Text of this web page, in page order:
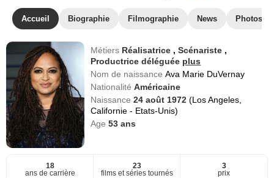
Accueil Biographie Filmographie News Photos
Métiers Réalisatrice ,Scénariste ,
Productrice déléguée plus
Nom de naissanceAva Marie DuVernay
NationalitéAméricaine
Naissance24 août 1972(Los Angeles,
Californie - Etats-Unis)
Age53 ans
18
ans de carrière
23
films et séries tournés
3
prix